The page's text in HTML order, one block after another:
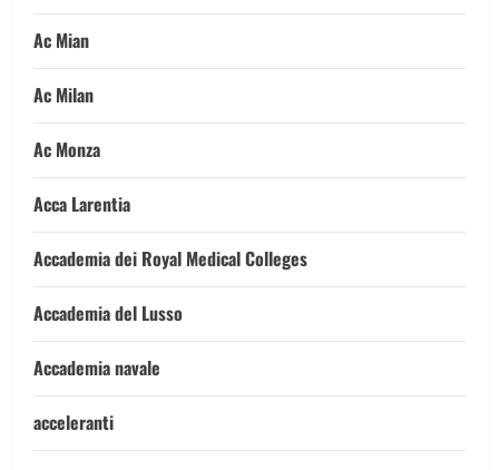
Ac Mian
Ac Milan
Ac Monza
Acca Larentia
Accademia dei Royal Medical Colleges
Accademia del Lusso
Accademia navale
acceleranti